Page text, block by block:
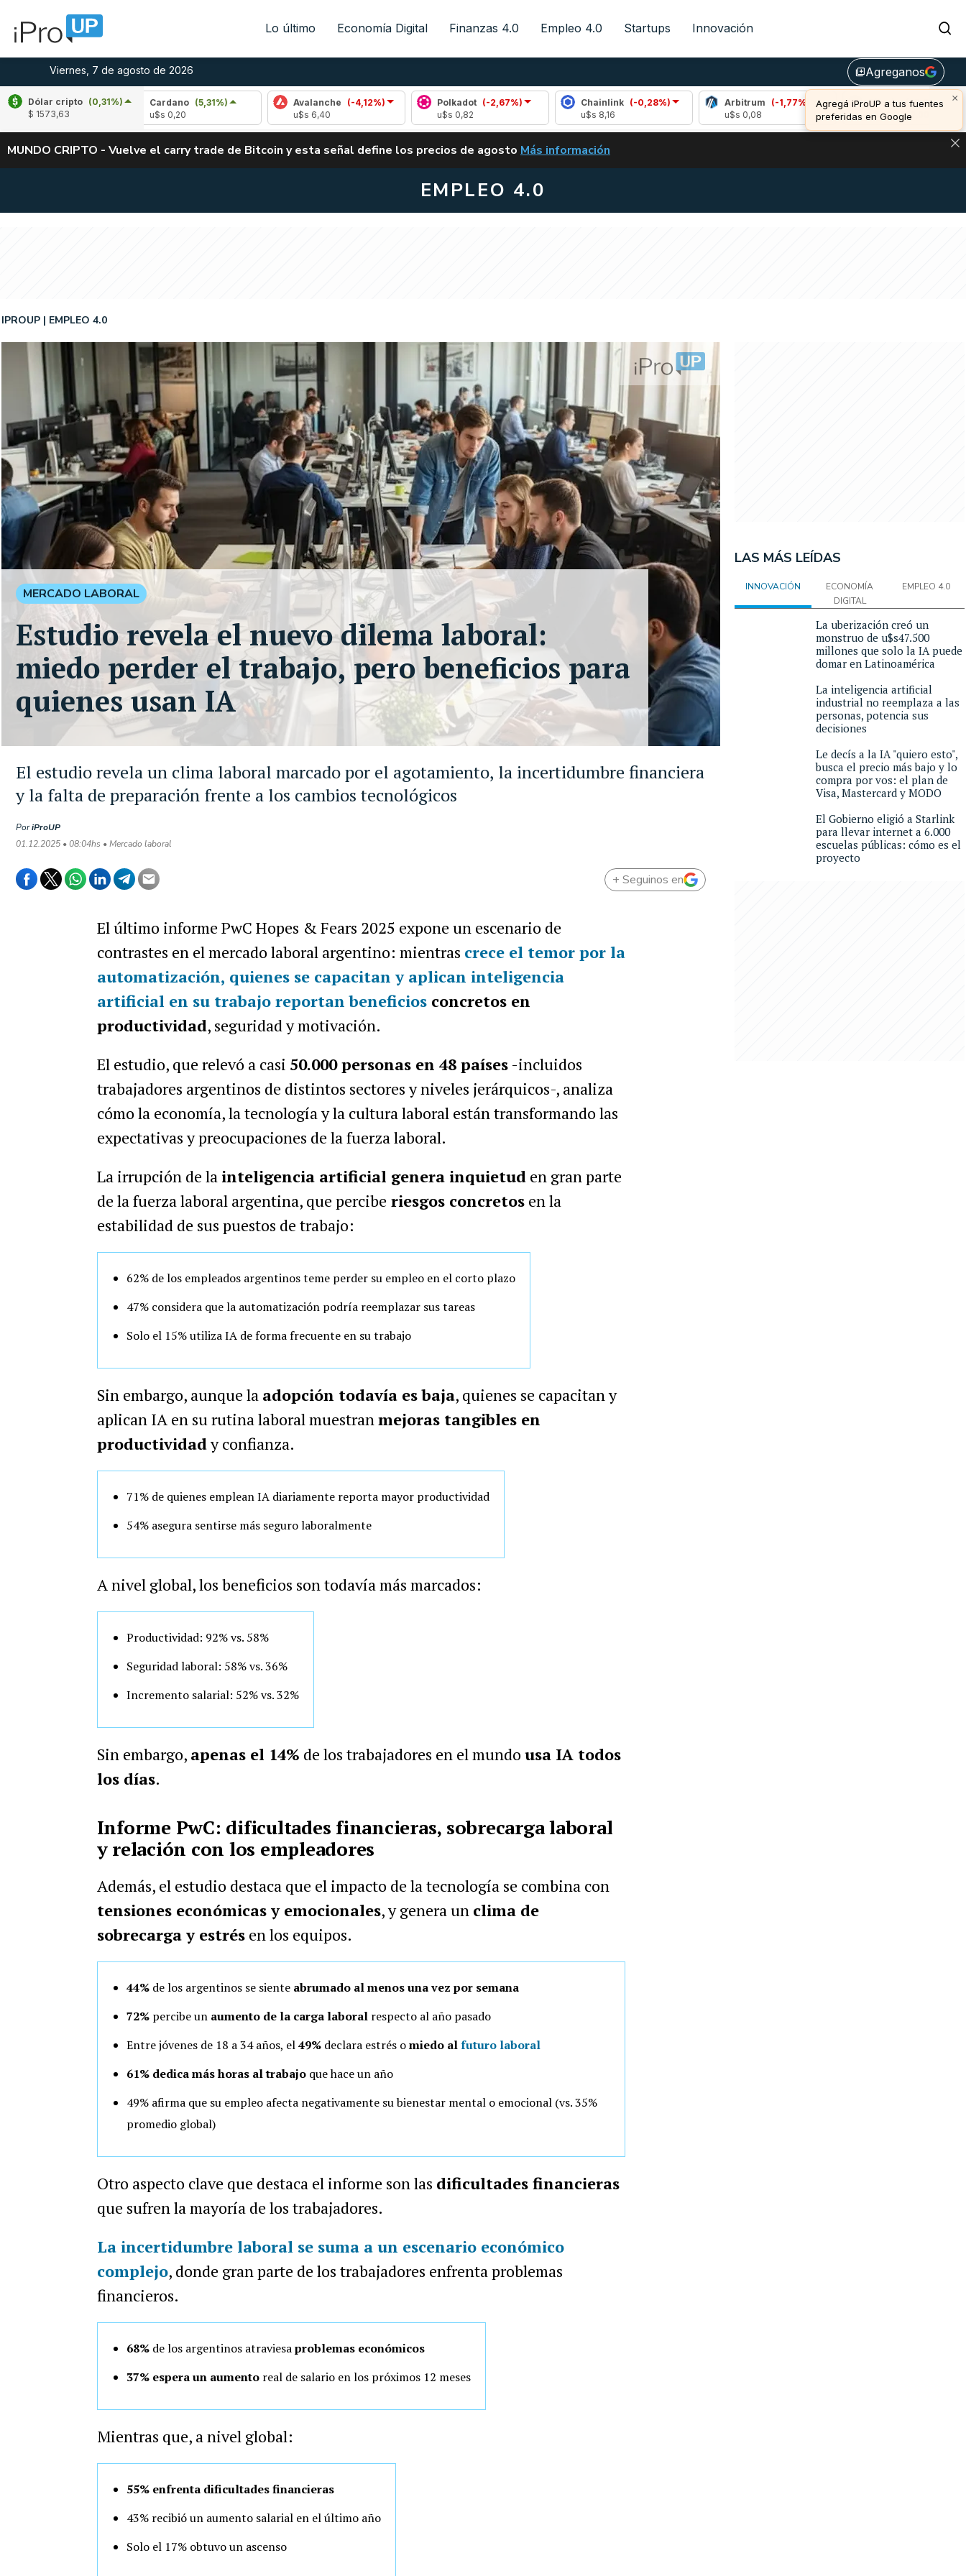
Lo último Economía Digital Finanzas 4.0 Empleo 4.0 Startups Innovación
Viernes, 7 de agosto de 2026 library_addAgreganos
×
Agregá iProUP a tus fuentes
preferidas en Google
Dólar cripto (0,31%)
$ 1573,63
Cardano
(5,31%)
Avalanche (-4,12%)
Polkadot
(-2,67%)
Chainlink
(-0,28%)
Arbitrum (-1,77%)
Bitcoin (-0,50%)
u$s 64.272,00
ALERTA
MUNDO CRIPTO - Vuelve el carry trade de Bitcoin y esta señal define los precios de agosto VUELVE EL CARRY TRADE DE BITCOIN Y ESTA SEÑAL DEFINE LOS PRECIOS DE
Más información
EMPLEO 4.0
El estudio revela un clima laboral marcado por el agotamiento, la incertidumbre financiera
y la falta de preparación frente a los cambios tecnológicos
IPROUP EMPLEO 4.0
PoriProUP
01.12.2025 • 08:04hs • Mercado laboral
MERCADO LABORAL
Estudio revela el nuevo dilema laboral:
miedo perder el trabajo, pero beneficios para
quienes usan IA
+ Seguinos en
El último informe PwC Hopes & Fears 2025 expone un escenario de
contrastes en el mercado laboral argentino: mientras crece el temor por la
automatización, quienes se capacitan y aplican inteligencia
artificial en su trabajo reportan beneficiosconcretos en
productividad, seguridad y motivación.
El estudio, que relevó a casi 50.000 personas en 48 países-incluidos
trabajadores argentinos de distintos sectores y niveles jerárquicos-, analiza
cómo la economía, la tecnología y la cultura laboral están transformando las
expectativas y preocupaciones de la fuerza laboral.
La irrupción de la inteligencia artificial genera inquietuden gran parte
de la fuerza laboral argentina, que percibe riesgos concretosen la
estabilidad de sus puestos de trabajo:
62% de los empleados argentinos teme perder su empleo en el corto plazo
47% considera que la automatización podría reemplazar sus tareas
Solo el 15% utiliza IA de forma frecuente en su trabajo
Sin embargo, aunque la adopción todavía es baja, quienes se capacitan y
aplican IA en su rutina laboral muestranmejoras tangibles en
productividady confianza.
71% de quienes emplean IA diariamente reporta mayor productividad
54% asegura sentirse más seguro laboralmente
A nivel global, los beneficios son todavía más marcados:
Productividad: 92% vs. 58%
Seguridad laboral: 58% vs. 36%
Incremento salarial: 52% vs. 32%
Sin embargo, apenas el 14% de los trabajadores en el mundo usa IA todos
los días.
Informe PwC: dificultades financieras, sobrecarga laboral
y relación con los empleadores
Además, el estudio destaca que el impacto de la tecnología se combina con
tensiones económicas y emocionales, y genera un clima de
sobrecarga y estrésen los equipos.
44%de los argentinos se siente abrumado al menos una vez por semana
72%percibe un aumento de la carga laboralrespecto al año pasado
Entre jóvenes de 18 a 34 años, el49%declara estrés omiedo alfuturo laboral
61% dedica más horas al trabajo que hace un año
49% afirma que su empleo afecta negativamente su bienestar mental o emocional (vs. 35%
promedio global)
Otro aspecto clave que destaca el informe son las dificultades financieras
que sufren la mayoría de los trabajadores.
La incertidumbre laboral se suma a un escenario económico
complejo, donde gran parte de los trabajadores enfrenta problemas
financieros.
68%de los argentinos atraviesaproblemas económicos
37% espera un aumento real de salario en los próximos 12 meses
Mientras que, a nivel global:
55% enfrenta dificultades financieras
43% recibió un aumento salarial en el último año
Solo el 17% obtuvo un ascenso
LAS MÁS LEÍDAS
INNOVACIÓN
ECONOMÍA
DIGITAL
EMPLEO 4.0
La uberización creó un
monstruo de u$s47.500
millones que solo la IA puede
domar en Latinoamérica
La inteligencia artificial
industrial no reemplaza a las
personas, potencia sus
decisiones
Le decís a la IA "quiero esto",
busca el precio más bajo y lo
compra por vos: el plan de
Visa, Mastercard y MODO
El Gobierno eligió a Starlink
para llevar internet a 6.000
escuelas públicas: cómo es el
proyecto